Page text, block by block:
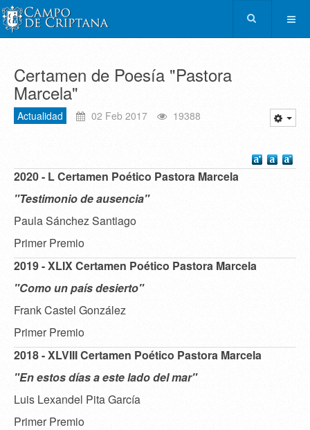
Certamen de Poesía "Pastora
Marcela"
Actualidad 02 Feb 2017 19388
2020 - L Certamen Poético Pastora Marcela
"Testimonio de ausencia"
Paula Sánchez Santiago
Primer Premio
2019 - XLIX Certamen Poético Pastora Marcela
"Como un país desierto"
Frank Castel González
Primer Premio
2018 - XLVIII Certamen Poético Pastora Marcela
"En estos días a este lado del mar"
Luis Lexandel Pita García
Primer Premio